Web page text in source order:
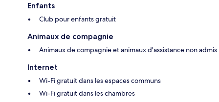
Enfants
Club pour enfants gratuit
Animaux de compagnie
Animaux de compagnie et animaux d'assistance non admis
Internet
Wi-Fi gratuit dans les espaces communs
Wi-Fi gratuit dans les chambres